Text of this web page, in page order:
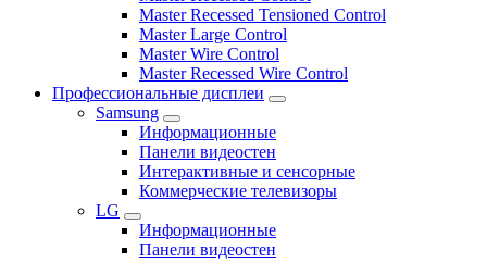
Master Recessed Tensioned Control
Master Large Control
Master Wire Control
Master Recessed Wire Control
Профессиональные дисплеи
Samsung
Информационные
Панели видеостен
Интерактивные и сенсорные
Коммерческие телевизоры
LG
Информационные
Панели видеостен